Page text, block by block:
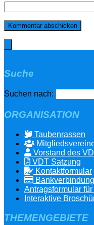
Suche
Suchen nach:
ORGANISATION
Taubenrassen
Vorstand des
VDT Satzung
Kontaktformular
Bankverbindung
Antragsformular
Interaktive
THEMENGEBIETE